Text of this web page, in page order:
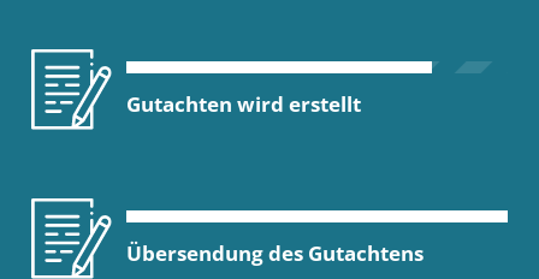
Gutachten wird erstellt
Übersendung des Gutachtens